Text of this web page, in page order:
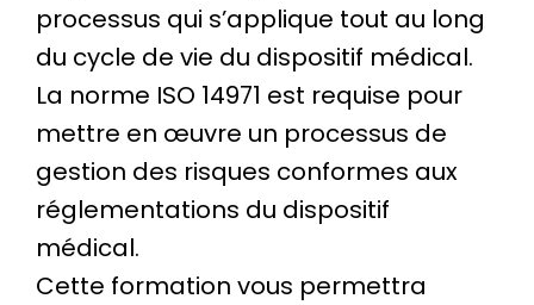
processus qui s’applique tout au long
du cycle de vie du dispositif médical.
La norme ISO 14971 est requise pour
mettre en œuvre un processus de
gestion des risques conformes aux
réglementations du dispositif
médical.
Cette formation vous permettra